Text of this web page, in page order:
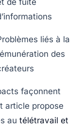
liés à la
des
façonnent
article propose
au télétravail et